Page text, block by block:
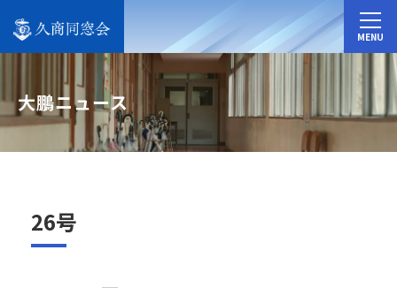
MENU
大鵬ニュース
26号